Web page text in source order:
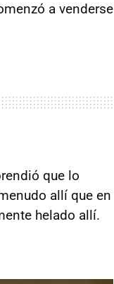
a venderse
que lo
allí que en
helado allí.